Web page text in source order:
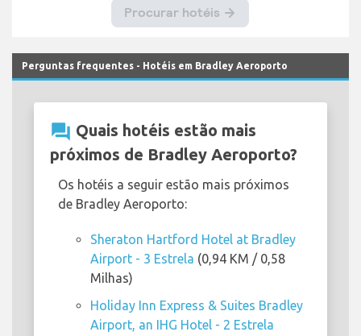
Perguntas frequentes - Hotéis em Bradley Aeroporto
question_answer Quais hotéis estão mais
próximos de Bradley Aeroporto?
Os hotéis a seguir estão mais próximos
de Bradley Aeroporto:
Sheraton Hartford Hotel at Bradley
Airport - 3 Estrela (0,94 KM / 0,58
Milhas)
Holiday Inn Express & Suites Bradley
Airport, an IHG Hotel - 2 Estrela